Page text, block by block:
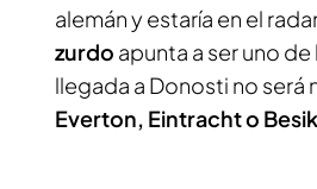
alemán y estaría en el
zurdo apunta a ser uno
llegada a Donosti no será
Everton, Eintracht o